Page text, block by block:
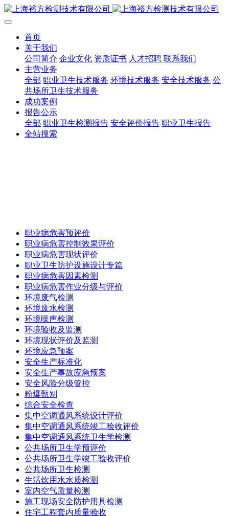
首页
关于我们
公司简介 企业文化 资质证书 人才招聘 联系我们
主营业务
全部 职业卫生技术服务 环境技术服务 安全技术服务 公
共场所卫生技术服务
成功案例
报告公示
全部 职业卫生检测报告 安全评价报告 职业卫生报告
全站搜索
职业病危害预评价
职业病危害控制效果评价
职业病危害现状评价
职业卫生防护设施设计专篇
职业病危害因素检测
职业病危害作业分级与评价
环境废气检测
环境废水检测
环境噪声检测
环境验收及监测
环境现状评价及监测
环境应急预案
安全生产标准化
安全生产事故应急预案
安全风险分级管控
粉爆甄别
综合安全检查
集中空调通风系统设计评价
集中空调通风系统竣工验收评价
集中空调通风系统卫生学检测
公共场所卫生学预评价
公共场所卫生学竣工验收评价
公共场所卫生检测
生活饮用水水质检测
室内空气质量检测
施工现场安全防护用具检测
住宅工程套内质量验收